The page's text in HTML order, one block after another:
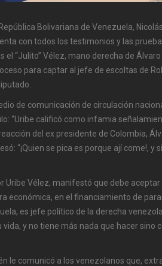
Bolivariana de Venezuela,
con todos los testimonios y las
el “Julito” Vélez, mano derecha de
para captar al jefe de escoltas de
de comunicación de circulación
“Uribe calificó como infamia
del ex presidente de Colombia,
“¡Quien se pica es porque ají come!, y
Uribe Vélez, manifestó que debe
económica, en el financiamiento de
es jefe político de la derecha
vida, y no tiene más nada que hacer sino
le comunicó a los venezolanos que,